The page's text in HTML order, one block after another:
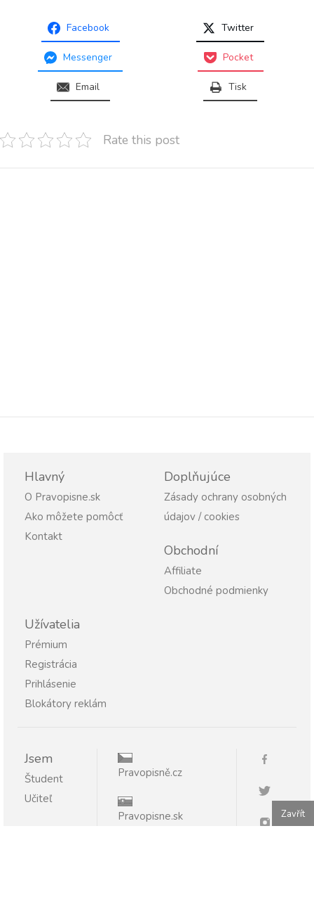
Facebook Twitter
Messenger Pocket
Email Tisk
Rate this post
Hlavný
O Pravopisne.sk
Ako môžete pomôcť
Kontakt
Doplňujúce
Zásady ochrany osobných
údajov / cookies
Obchodní
Affiliate
Obchodné podmienky
Užívatelia
Prémium
Registrácia
Prihlásenie
Blokátory reklám
Jsem
Študent
Učiteľ
Pravopisně.cz
Pravopisne.sk Zavřít